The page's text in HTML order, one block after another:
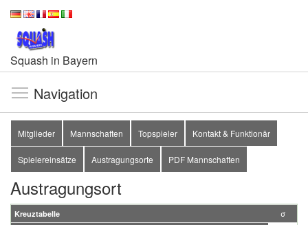
Squash in Bayern
Navigation
Mitglieder Mannschaften Topspieler Kontakt & Funktionär
Spielereinsätze Austragungsorte PDF Mannschaften
Austragungsort
Kreuztabelle
σ